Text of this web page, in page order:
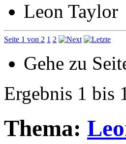
Leon Taylor
Seite 1 von 2 1 2
Gehe zu
Ergebnis 1 bis
Thema: